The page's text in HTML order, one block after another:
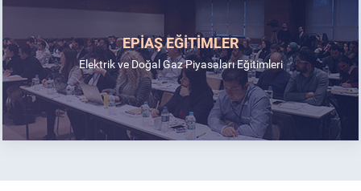
EPİAŞ EĞİTİMLER
Elektrik ve Doğal Gaz Piyasaları Eğitimleri